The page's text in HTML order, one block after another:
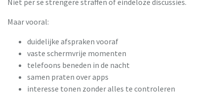
Niet per se strengere straffen of eindeloze discussies.
Maar vooral:
duidelijke afspraken vooraf
vaste schermvrije momenten
telefoons beneden in de nacht
samen praten over apps
interesse tonen zonder alles te controleren